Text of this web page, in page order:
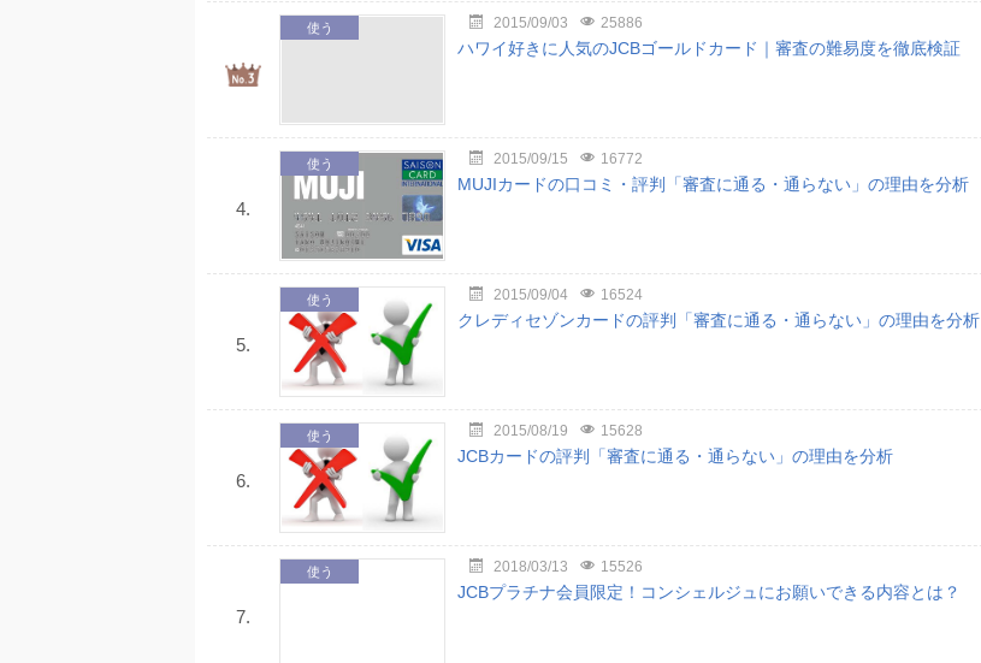
使う 2015/09/03 25886
ハワイ好きに人気のJCBゴールドカード｜審査の難易度を徹底検証
4.
使う 2015/09/15 16772
MUJIカードの口コミ・評判「審査に通る・通らない」の理由を分析
5.
使う 2015/09/04 16524
クレディセゾンカードの評判「審査に通る・通らない」の理由を分析
6.
使う 2015/08/19 15628
JCBカードの評判「審査に通る・通らない」の理由を分析
7.
使う 2018/03/13 15526
JCBプラチナ会員限定！コンシェルジュにお願いできる内容とは？